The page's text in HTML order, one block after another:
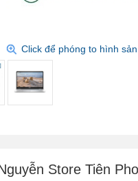
Click để phóng to hình
Store Tiên